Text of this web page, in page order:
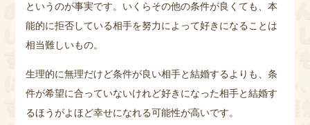
というのが事実です。いくらその他の条件が良くても、本
能的に拒否している相手を努力によって好きになることは
相当難しいもの。
生理的に無理だけど条件が良い相手と結婚するよりも、条
件が希望に合っていないけれど好きになった相手と結婚す
るほうがよほど幸せになれる可能性が高いです。